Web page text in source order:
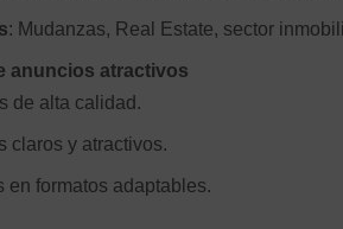
: Mudanzas, Real Estate, sector
anuncios atractivos
de alta calidad.
claros y atractivos.
en formatos adaptables.